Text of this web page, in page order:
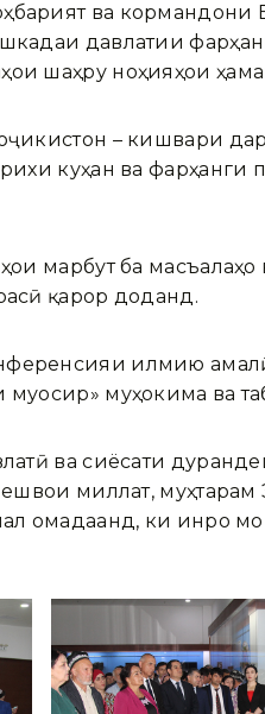
ва кормандони
давлатии
шаҳру ноҳияҳои
– кишвари
куҳан ва
марбут ба
қарор доданд.
илмию амалӣ
муҳокима ва
ва сиёсати
миллат,
омадаанд, ки инро